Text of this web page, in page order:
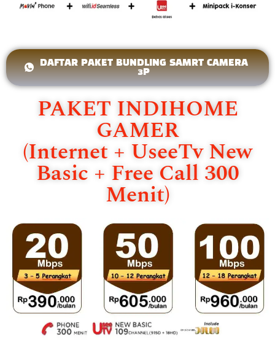
DAFTAR PAKET BUNDLING SAMRT CAMERA
3P
PAKET INDIHOME
GAMER
(Internet + UseeTv New
Basic + Free Call 300
Menit)